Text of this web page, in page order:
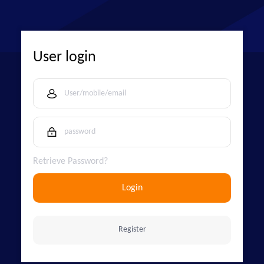
User login
Retrieve Password?